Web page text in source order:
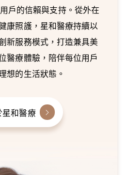
戶的信賴與支持。從外在
康照護，星和醫療持續以
新服務模式，打造兼具美
醫療體驗，陪伴每位用戶
想的生活狀態。
星和醫療